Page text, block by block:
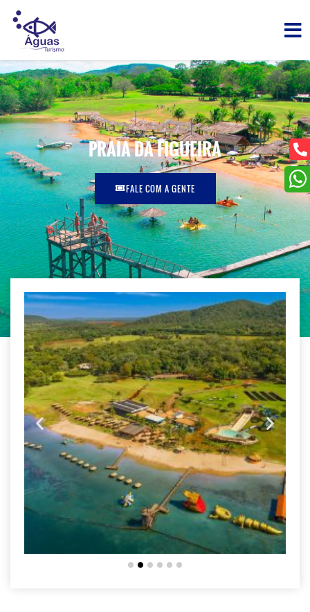
PRAIA DA FIGUEIRA
FALE COM A GENTE